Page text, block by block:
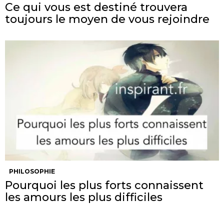
Ce qui vous est destiné trouvera
toujours le moyen de vous rejoindre
PHILOSOPHIE
Pourquoi les plus forts connaissent
les amours les plus difficiles